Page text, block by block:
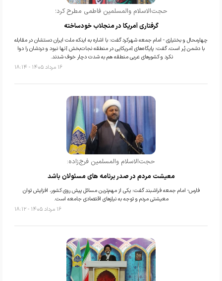
حجت‌الاسلام والمسلمین فاطمی مطرح کرد؛
گرفتاری آمریکا در منجلاب خودساخته
چهارمحال و بختیاری - امام جمعه شهرکرد گفت: با اشاره به اینکه ملت ایران دستشان در مقابله
با دشمن پُر است، گفت: پایگاه‌های آمریکایی در منطقه نجات‌بخش آنها نبود و دردشان را دوا
نکرد و کشورهای عربی منطقه هم به شدت دچار خوف شدند.
۱۶ مرداد ۱۴۰۵ - ۱۸:۱۴
حجت‌الاسلام والمسلمین فرج‌زاده:
معیشت مردم در صدر برنامه های مسئولان باشد
فارس- امام جمعه فراشبند گفت: یکی از مهم‌ترین مسائل پیش روی کشور، افزایش توان
معیشتی مردم و توجه به نیازهای اقتصادی جامعه است.
۱۶ مرداد ۱۴۰۵ - ۱۸:۱۲